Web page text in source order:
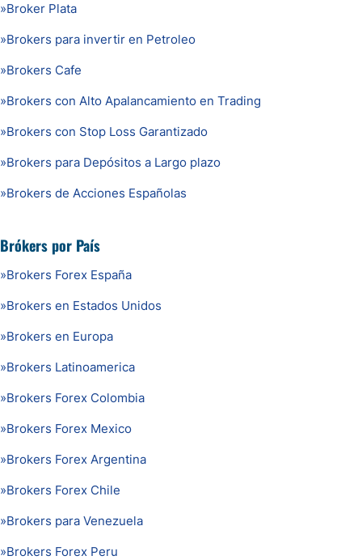
»Broker Plata
»Brokers para invertir en Petroleo
»Brokers Cafe
»Brokers con Alto Apalancamiento en Trading
»Brokers con Stop Loss Garantizado
»Brokers para Depósitos a Largo plazo
»Brokers de Acciones Españolas
Brókers por País
»Brokers Forex España
»Brokers en Estados Unidos
»Brokers en Europa
»Brokers Latinoamerica
»Brokers Forex Colombia
»Brokers Forex Mexico
»Brokers Forex Argentina
»Brokers Forex Chile
»Brokers para Venezuela
»Brokers Forex Peru